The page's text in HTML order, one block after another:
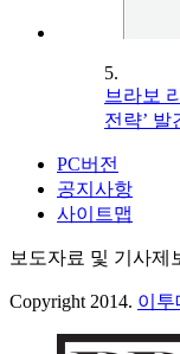
5.
브라보
전략’ 발
PC버전
공지사항
사이트맵
보도자료 및 기사제
Copyright 2014. 이투